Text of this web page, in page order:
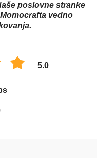
poslovne stranke
vedno
5.0